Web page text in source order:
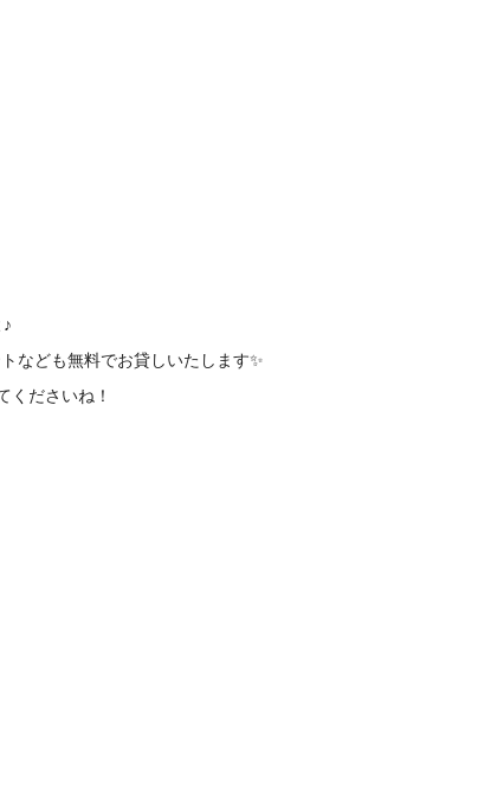
なども無料でお貸しいたします✨
くださいね！